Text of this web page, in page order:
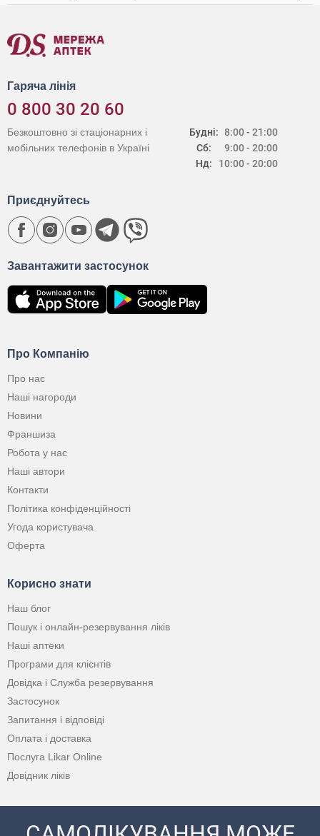
Гаряча лінія
0 800 30 20 60
Будні:
Сб:
Нд:
8:00 - 21:00
9:00 - 20:00
10:00 - 20:00
Безкоштовно зі стаціонарних і
мобільних телефонів в Україні
Про Компанію
Про нас
Наші нагороди
Новини
Франшиза
Робота у нас
Наші автори
Контакти
Політика конфіденційності
Угода користувача
Оферта
Корисно знати
Наш блог
Пошук і онлайн-резервування ліків
Наші аптеки
Програми для клієнтів
Довідка і Служба резервування
Застосунок
Запитання і відповіді
Оплата і доставка
Послуга Likar Online
Довідник ліків
Завантажити застосунок
Приєднуйтесь